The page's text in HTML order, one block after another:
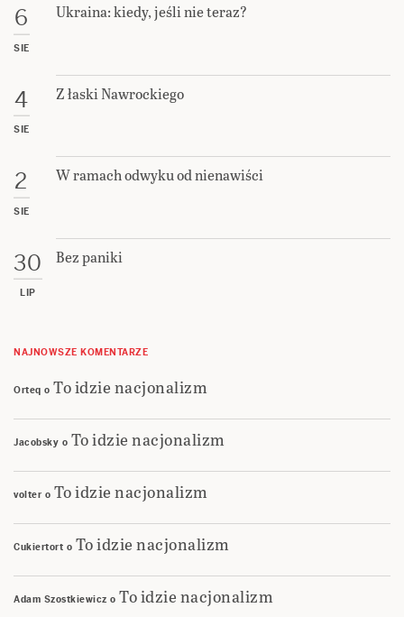
6
SIE
Ukraina: kiedy, jeśli nie teraz?
4
SIE
Z łaski Nawrockiego
2
SIE
W ramach odwyku od nienawiści
30
LIP
Bez paniki
NAJNOWSZE KOMENTARZE
Orteq o To idzie nacjonalizm
Jacobsky o To idzie nacjonalizm
volter o To idzie nacjonalizm
Cukiertort o To idzie nacjonalizm
Adam Szostkiewicz o To idzie nacjonalizm